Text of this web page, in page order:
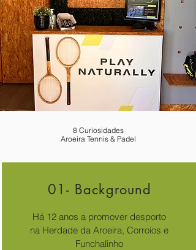
8 Curiosidades
Aroeira Tennis & Padel
01- Background
Há 12 anos a promover desporto
na Herdade da Aroeira, Corroios e
Funchalinho